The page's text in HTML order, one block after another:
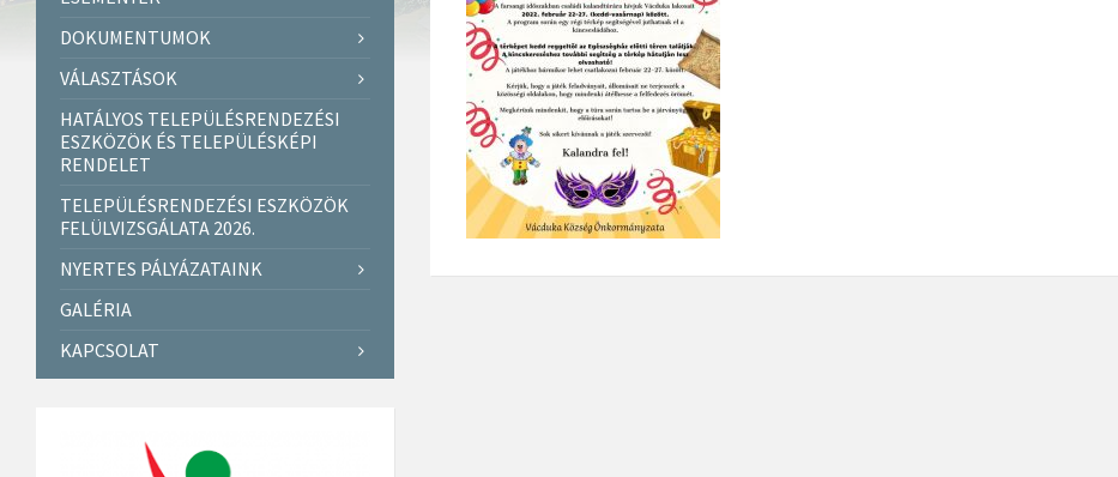
DOKUMENTUMOK
VÁLASZTÁSOK
HATÁLYOS TELEPÜLÉSRENDEZÉSI
ESZKÖZÖK ÉS TELEPÜLÉSKÉPI
RENDELET
TELEPÜLÉSRENDEZÉSI ESZKÖZÖK
FELÜLVIZSGÁLATA 2026.
NYERTES PÁLYÁZATAINK
GALÉRIA
KAPCSOLAT